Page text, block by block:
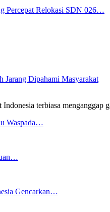
Percepat Relokasi SDN 026…
Jarang Dipahami Masyarakat
terbiasa menganggap
Waspada…
Gencarkan…